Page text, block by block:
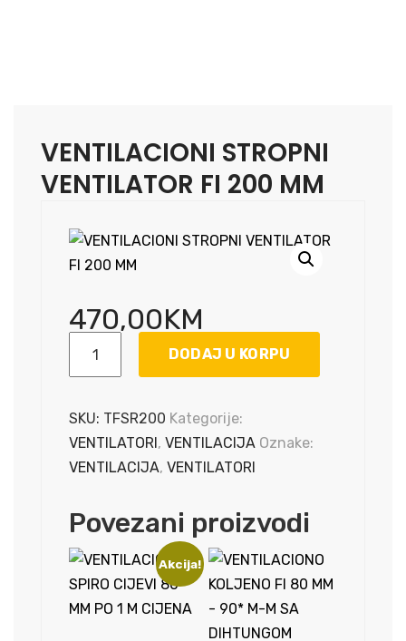
VENTILACIONI STROPNI
VENTILATOR FI 200 MM
470,00KM
FI
200
MM
DODAJ U KORPU
SKU: TFSR200 Kategorije:
VENTILATORI, VENTILACIJA Oznake:
VENTILACIJA, VENTILATORI
Povezani proizvodi
Akcija!